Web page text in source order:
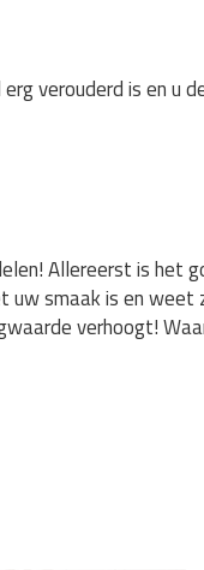
verouderd is en u
Allereerst is het
uw smaak is en weet
verhoogt!